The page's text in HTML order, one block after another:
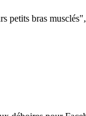
petits bras